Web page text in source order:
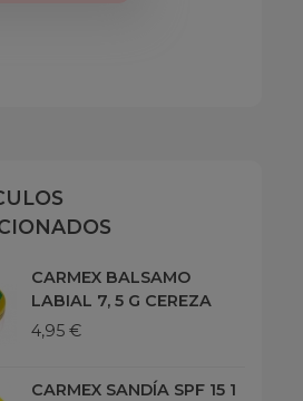
CARMEX BALSAMO
LABIAL 7, 5 G CEREZA
4,95 €
CARMEX SANDÍA SPF 15 1